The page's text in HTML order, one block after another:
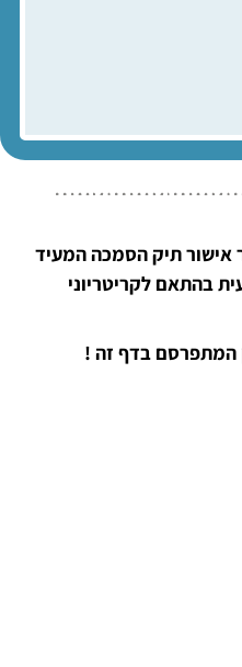
אישור תיק הסמכה המעיד
בהתאם לקריטריוני
המתפרסם בדף זה !